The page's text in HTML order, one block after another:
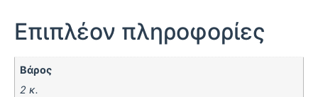
Επιπλέον πληροφορίες
Βάρος
2 κ.